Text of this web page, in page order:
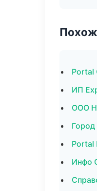
Portal
ИП
ООО
Portal
Инфо